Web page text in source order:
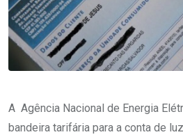
A Agência Nacional de Energia
bandeira tarifária para a conta de